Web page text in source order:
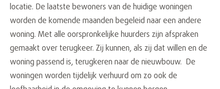
locatie. De laatste bewoners van de huidige woningen
worden de komende maanden begeleid naar een andere
woning. Met alle oorspronkelijke huurders zijn afspraken
gemaakt over terugkeer. Zij kunnen, als zij dat willen en de
woning passend is, terugkeren naar de nieuwbouw. De
woningen worden tijdelijk verhuurd om zo ook de